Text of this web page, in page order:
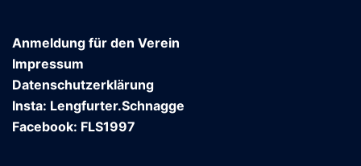
Anmeldung für den Verein
Impressum
Datenschutzerklärung
Insta: Lengfurter.Schnagge
Facebook: FLS1997